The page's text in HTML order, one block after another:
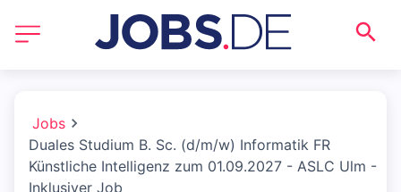
Jobs
Duales Studium B. Sc. (d/m/w) Informatik FR
Künstliche Intelligenz zum 01.09.2027 - ASLC Ulm -
Inklusiver Job